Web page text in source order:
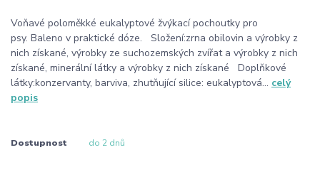
Voňavé poloměkké eukalyptové žvýkací pochoutky pro
psy. Baleno v praktické dóze. Složení:zrna obilovin a výrobky z
nich získané, výrobky ze suchozemských zvířat a výrobky z nich
získané, minerální látky a výrobky z nich získané Doplňkové
látky:konzervanty, barviva, zhutňující silice: eukalyptová... celý
popis
Dostupnost do 2 dnů